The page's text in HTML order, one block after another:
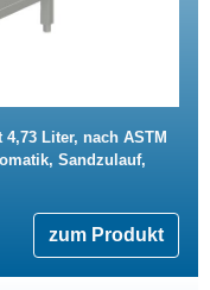
Liter, nach ASTM
Sandzulauf,
zum Produkt